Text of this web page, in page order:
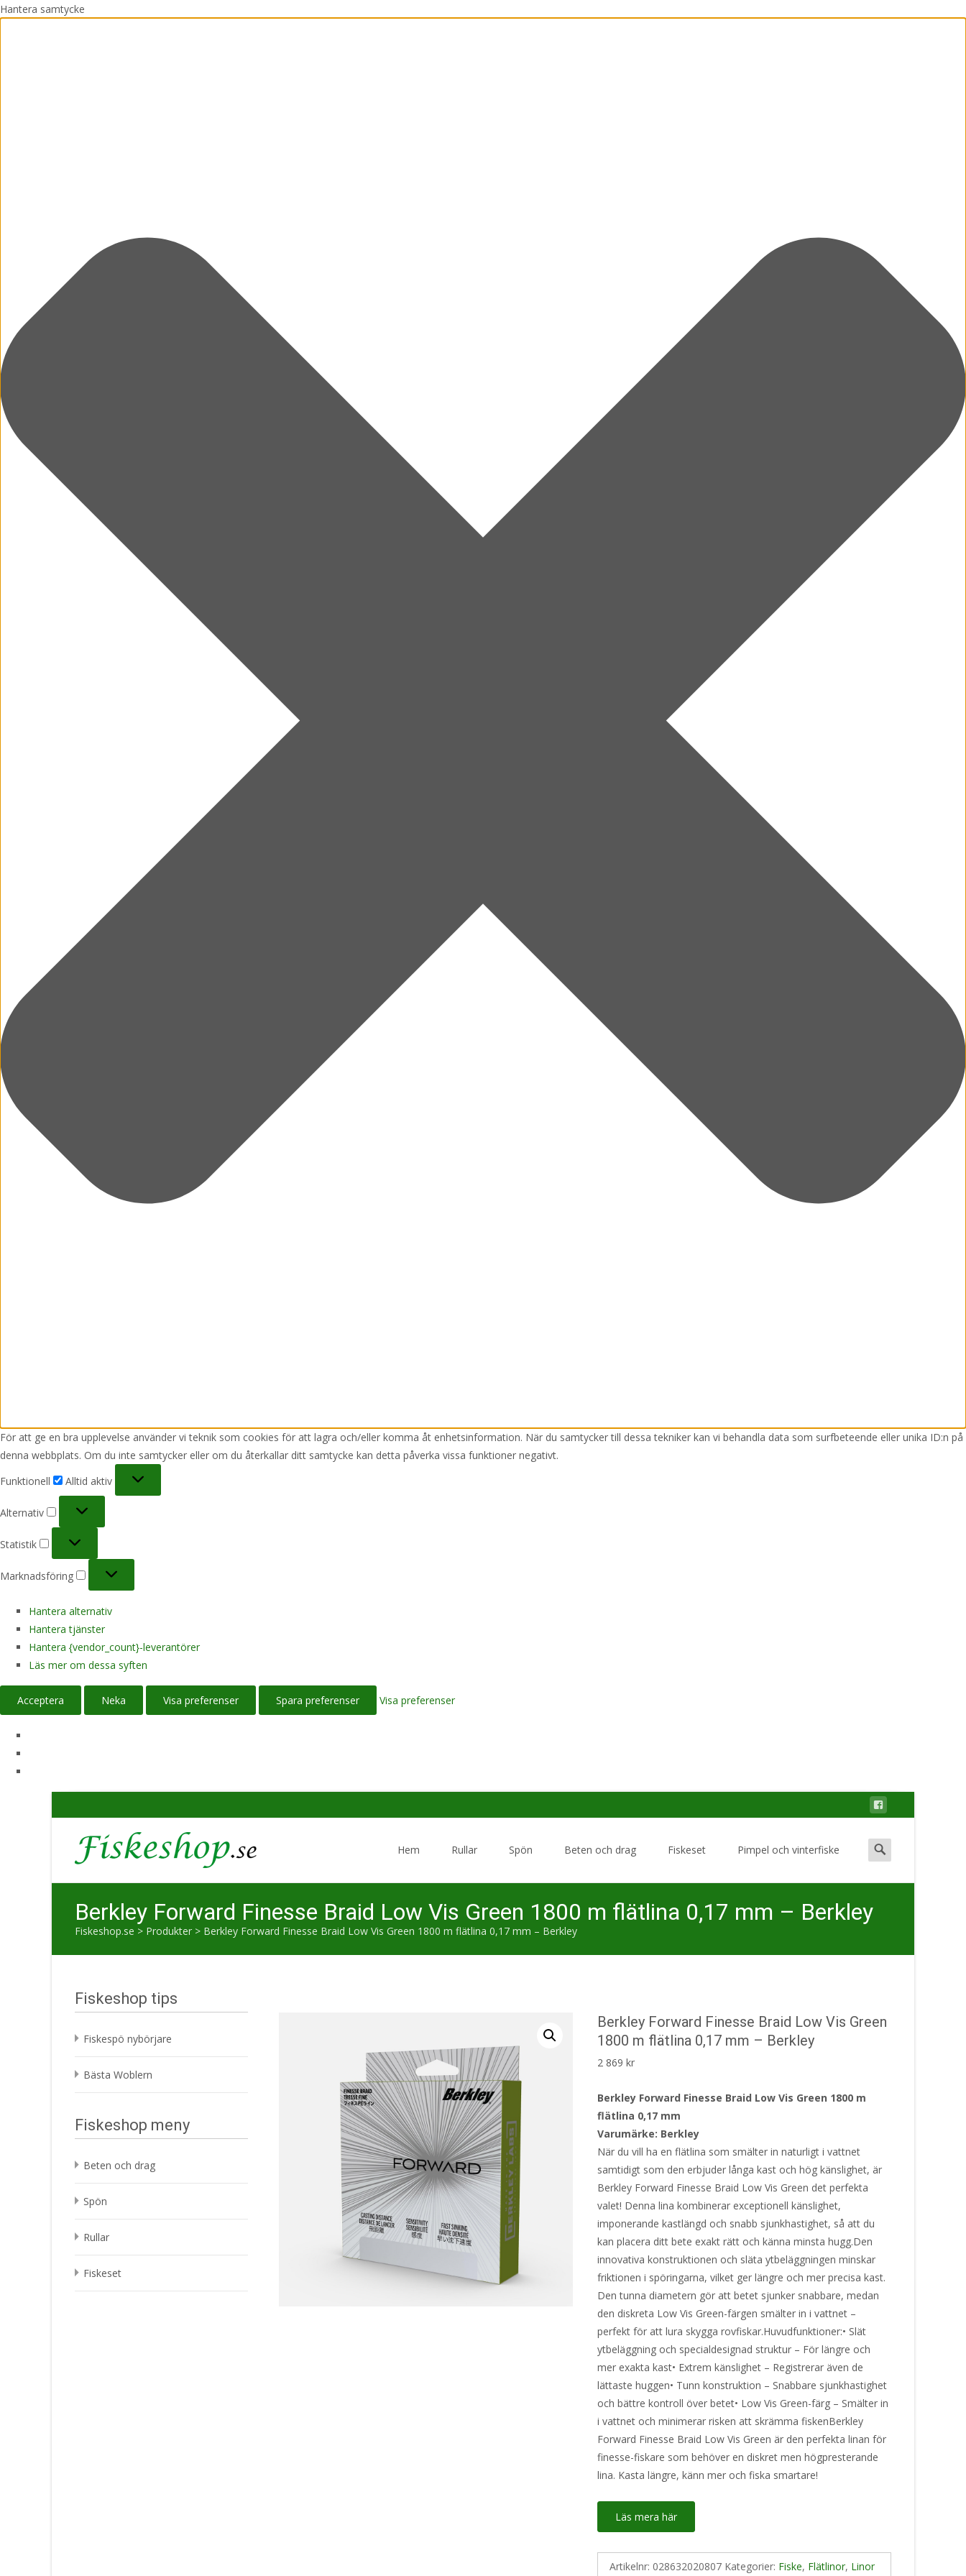
Hantera samtycke
För att ge en bra upplevelse använder vi teknik som cookies för att lagra och/eller komma åt enhetsinformation. När du samtycker till dessa tekniker kan vi behandla data som surfbeteende eller unika ID:n på
denna webbplats. Om du inte samtycker eller om du återkallar ditt samtycke kan detta påverka vissa funktioner negativt.
Funktionell
Alltid aktiv
Alternativ
Statistik
Marknadsföring
Hantera alternativ
Hantera tjänster
Hantera {vendor_count}-leverantörer
Läs mer om dessa syften
Acceptera Neka Visa preferenser Spara preferenser Visa preferenser
Hem Rullar Spön Beten och drag Fiskeset Pimpel och vinterfiske
Search
for:
Berkley Forward Finesse Braid Low Vis Green 1800 m flätlina 0,17 mm – Berkley
Fiskeshop.se > Produkter > Berkley Forward Finesse Braid Low Vis Green 1800 m flätlina 0,17 mm – Berkley
Berkley Forward Finesse Braid Low Vis Green
1800 m flätlina 0,17 mm – Berkley
2 869kr
Berkley Forward Finesse Braid Low Vis Green 1800 m
flätlina 0,17 mm
Varumärke: Berkley
När du vill ha en flätlina som smälter in naturligt i vattnet
samtidigt som den erbjuder långa kast och hög känslighet, är
Berkley Forward Finesse Braid Low Vis Green det perfekta
valet! Denna lina kombinerar exceptionell känslighet,
imponerande kastlängd och snabb sjunkhastighet, så att du
kan placera ditt bete exakt rätt och känna minsta hugg.Den
innovativa konstruktionen och släta ytbeläggningen minskar
friktionen i spöringarna, vilket ger längre och mer precisa kast.
Den tunna diametern gör att betet sjunker snabbare, medan
den diskreta Low Vis Green-färgen smälter in i vattnet –
perfekt för att lura skygga rovfiskar.Huvudfunktioner:• Slät
ytbeläggning och specialdesignad struktur – För längre och
mer exakta kast• Extrem känslighet – Registrerar även de
lättaste huggen• Tunn konstruktion – Snabbare sjunkhastighet
och bättre kontroll över betet• Low Vis Green-färg – Smälter in
i vattnet och minimerar risken att skrämma fiskenBerkley
Forward Finesse Braid Low Vis Green är den perfekta linan för
finesse-fiskare som behöver en diskret men högpresterande
lina. Kasta längre, känn mer och fiska smartare!
Läs mera här
Artikelnr: 028632020807 Kategorier: Fiske, Flätlinor, Linor
Fiskeshop tips
Fiskespö nybörjare
Bästa Woblern
Fiskeshop meny
Beten och drag
Spön
Rullar
Fiskeset